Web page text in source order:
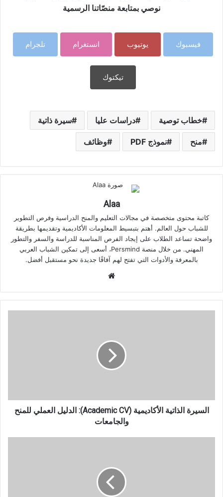
نوصي بمتابعة منصّاتنا الرسمية
فيسبوك يوتيوب انستغرام تلجرام
تيكتوك
خطاب توصية دراسات عليا سيرة ذاتية
منح نموذج PDF وظائف
Alaa
كاتبة محتوى متخصصة في مجالات التعليم والمنح الدراسية وفرص التطوير
للشباب حول العالم. أهتم بتبسيط المعلومات الأكاديمية وتقديمها بطريقة
واضحة تساعد الطلاب على إيجاد الفرص المناسبة للدراسة والسفر والتطور
المهني. من خلال منصة Persmind، أسعى إلى تمكين الشباب العربي
بالمعرفة والأدوات التي تفتح لهم آفاقًا جديدة نحو مستقبل أفضل.
والجامعات
السيرة الذاتية الأكاديمية (Academic CV): الدليل العملي للمنح
والجامعات